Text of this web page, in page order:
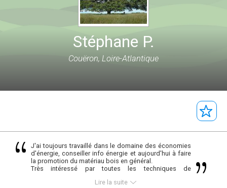
Stéphane P.
Couëron, Loire-Atlantique
J'ai toujours travaillé dans le domaine des économies
d'énergie, conseiller info énergie et aujourd'hui à faire
la promotion du matériau bois en général.
Très intéressé par toutes les techniques de
environnemental, l'utilisation de matériaux biosourcés,
Lire la suite